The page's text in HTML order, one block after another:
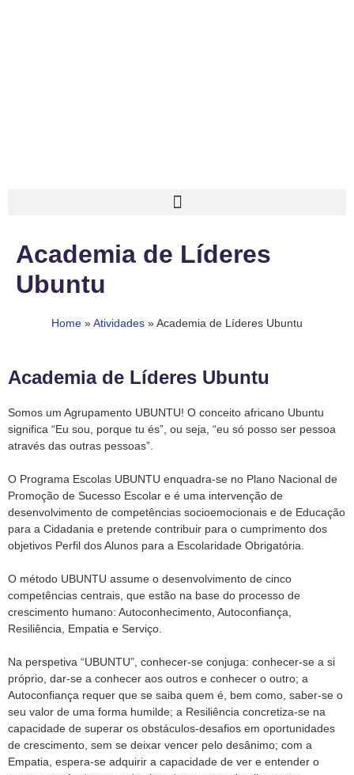
Academia de Líderes
Ubuntu
Home »Atividades »Academia de Líderes Ubuntu
Academia de Líderes Ubuntu
Somos um Agrupamento UBUNTU! O conceito africano Ubuntu
significa “Eu sou, porque tu és”, ou seja, “eu só posso ser pessoa
através das outras pessoas”.
O Programa Escolas UBUNTU enquadra-se no Plano Nacional de
Promoção de Sucesso Escolar e é uma intervenção de
desenvolvimento de competências socioemocionais e de Educação
para a Cidadania e pretende contribuir para o cumprimento dos
objetivos Perfil dos Alunos para a Escolaridade Obrigatória.
O método UBUNTU assume o desenvolvimento de cinco
competências centrais, que estão na base do processo de
crescimento humano: Autoconhecimento, Autoconfiança,
Resiliência, Empatia e Serviço.
Na perspetiva “UBUNTU”, conhecer-se conjuga: conhecer-se a si
próprio, dar-se a conhecer aos outros e conhecer o outro; a
Autoconfiança requer que se saiba quem é, bem como, saber-se o
seu valor de uma forma humilde; a Resiliência concretiza-se na
capacidade de superar os obstáculos-desafios em oportunidades
de crescimento, sem se deixar vencer pelo desânimo; com a
Empatia, espera-se adquirir a capacidade de ver e entender o